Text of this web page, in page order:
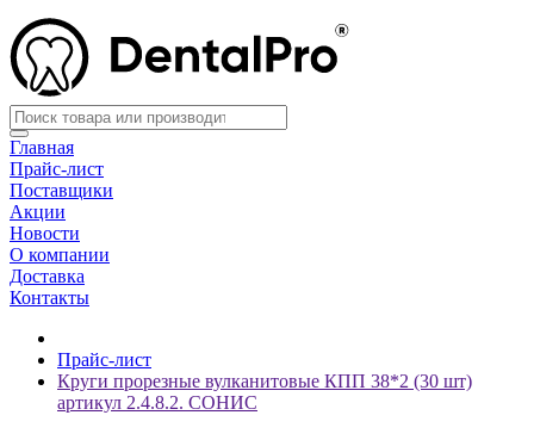
Главная
Прайс-лист
Поставщики
Акции
Новости
О компании
Доставка
Контакты
Прайс-лист
Круги прорезные вулканитовые КПП 38*2 (30 шт)
артикул 2.4.8.2. СОНИС